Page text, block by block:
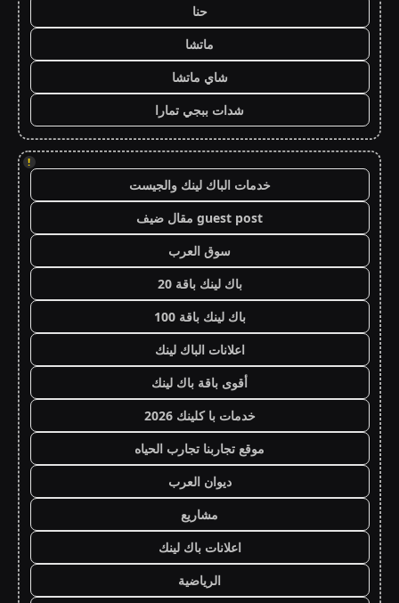
حنا
ماتشا
شاي ماتشا
شدات ببجي تمارا
!
خدمات الباك لينك والجيست
guest post مقال ضيف
سوق العرب
باك لينك باقة 20
باك لينك باقة 100
اعلانات الباك لينك
أقوى باقة باك لينك
خدمات با كلينك 2026
موقع تجاربنا تجارب الحياه
ديوان العرب
مشاريع
اعلانات باك لينك
الرياضية